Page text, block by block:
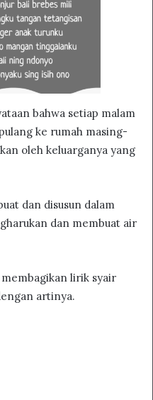
bahwa setiap malam
ke rumah masing-
oleh keluarganya yang
dan disusun dalam
dan membuat air
lirik syair
artinya.